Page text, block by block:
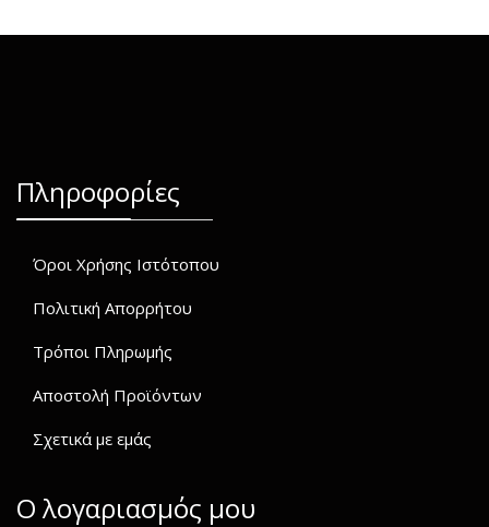
Πληροφορίες
Όροι Χρήσης Ιστότοπου
Πολιτική Απορρήτου
Τρόποι Πληρωμής
Αποστολή Προϊόντων
Σχετικά με εμάς
O λογαριασμός μου